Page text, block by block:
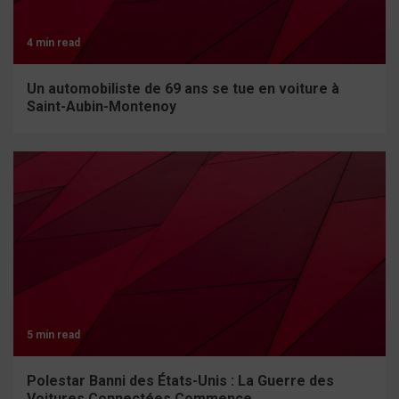
4 min read
Un automobiliste de 69 ans se tue en voiture à
Saint-Aubin-Montenoy
5 min read
Polestar Banni des États-Unis : La Guerre des